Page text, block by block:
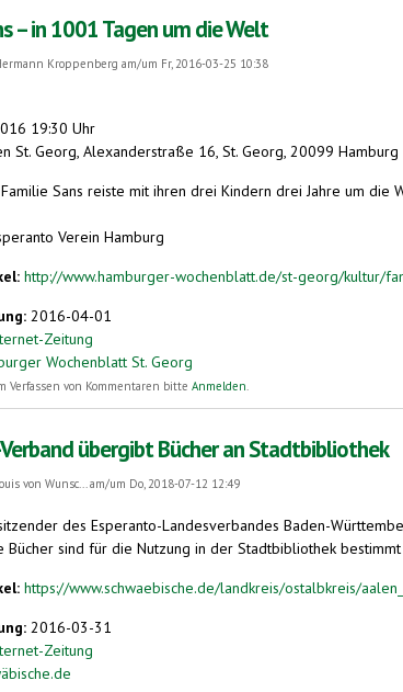
– in 1001 Tagen um die Welt
Kroppenberg am/um Fr, 2016-03-25 10:38
19:30 Uhr
St. Georg, Alexanderstraße 16, St. Georg, 20099 Hamburg
Sans reiste mit ihren drei Kindern drei Jahre um
Verein Hamburg
http://www.hamburger-wochenblatt.de/st-georg/kultur/
2016-04-01
Zeitung
Wochenblatt St. Georg
Sans – in 1001 Tagen um die Welt
Verfassen von Kommentaren bitte Anmelden.
übergibt Bücher an Stadtbibliothek
von Wunsc...am/um Do, 2018-07-12 12:49
des Esperanto-Landesverbandes Baden-
Bücher sind für die Nutzung in der Stadtbibliothek
https://www.schwaebische.de/landkreis/ostalbkreis/
2016-03-31
Zeitung